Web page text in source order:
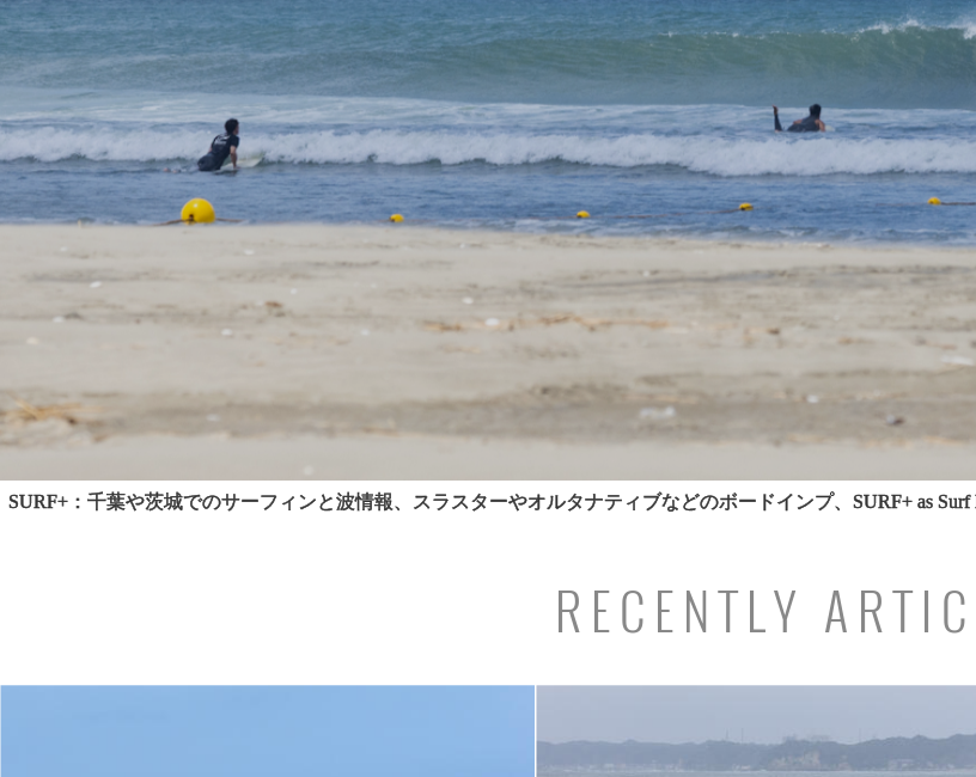
SURF+：千葉や茨城でのサーフィンと波情報、スラスターやオルタナティブなどのボードインプ、SURF+ as
RECENTLY